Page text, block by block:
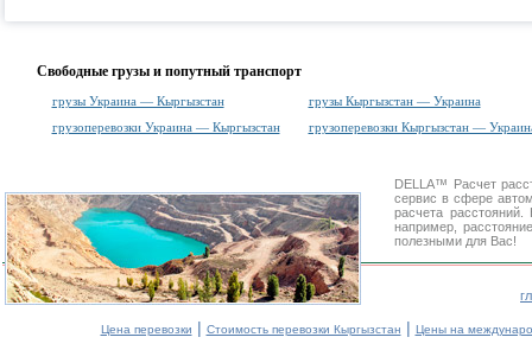
Свободные грузы и попутный транспорт
грузы Украина — Кыргызстан
грузы Кыргызстан — Украина
грузоперевозки Украина — Кыргызстан
грузоперевозки Кыргызстан —
DELLA™ Расчет
сервис в сфере
расчета
например,
полезными для Вас!
Цена перевозки | Стоимость перевозки Кыргызстан | Цены на